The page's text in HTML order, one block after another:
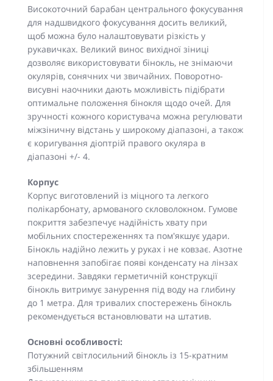
Високоточний барабан центрального фокусування
для надшвидкого фокусування досить великий,
щоб можна було налаштовувати різкість у
рукавичках. Великий винос вихідної зіниці
дозволяє використовувати бінокль, не знімаючи
окулярів, сонячних чи звичайних. Поворотно-
висувні наочники дають можливість підібрати
оптимальне положення бінокля щодо очей. Для
зручності кожного користувача можна регулювати
міжзіничну відстань у широкому діапазоні, а також
є коригування діоптрій правого окуляра в
діапазоні +/- 4.
Корпус
Корпус виготовлений із міцного та легкого
полікарбонату, армованого скловолокном. Гумове
покриття забезпечує надійність хвату при
мобільних спостереженнях та пом'якшує удари.
Бінокль надійно лежить у руках і не ковзає. Азотне
наповнення запобігає появі конденсату на лінзах
зсередини. Завдяки герметичній конструкції
бінокль витримує занурення під воду на глибину
до 1 метра. Для тривалих спостережень бінокль
рекомендується встановлювати на штатив.
Основні особливості:
Потужний світлосильний бінокль із 15-кратним
збільшенням